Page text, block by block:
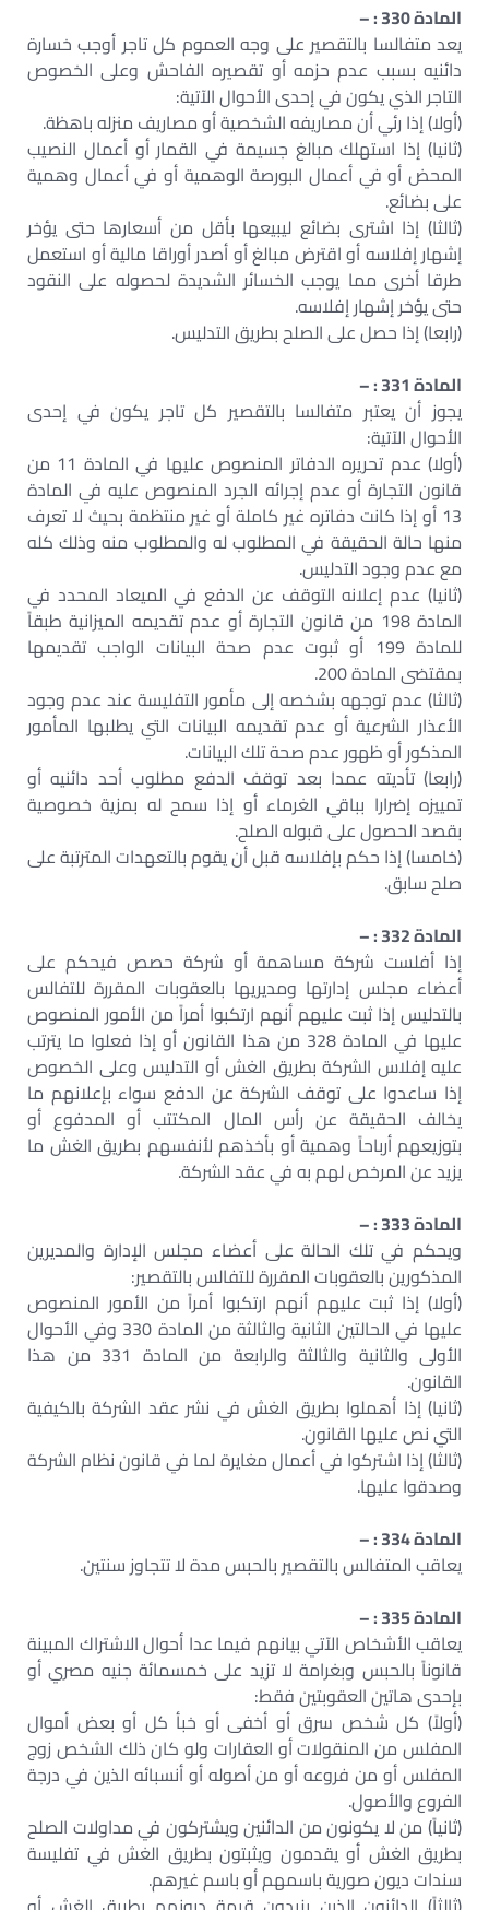
المادة 330 : –
يعد متفالسا بالتقصير على وجه العموم كل تاجر أوجب خسارة
دائنيه بسبب عدم حزمه أو تقصيره الفاحش وعلى الخصوص
التاجر الذي يكون في إحدى الأحوال الآتية:
(أولا) إذا رئي أن مصاريفه الشخصية أو مصاريف منزله باهظة.
(ثانيا) إذا استهلك مبالغ جسيمة في القمار أو أعمال النصيب
المحض أو في أعمال البورصة الوهمية أو في أعمال وهمية
على بضائع.
(ثالثا) إذا اشترى بضائع ليبيعها بأقل من أسعارها حتى يؤخر
إشهار إفلاسه أو اقترض مبالغ أو أصدر أوراقا مالية أو استعمل
طرقا أخرى مما يوجب الخسائر الشديدة لحصوله على النقود
حتى يؤخر إشهار إفلاسه.
(رابعا) إذا حصل على الصلح بطريق التدليس.
المادة 331 : –
يجوز أن يعتبر متفالسا بالتقصير كل تاجر يكون في إحدى
الأحوال الآتية:
(أولا) عدم تحريره الدفاتر المنصوص عليها في المادة 11 من
قانون التجارة أو عدم إجرائه الجرد المنصوص عليه في المادة
13 أو إذا كانت دفاتره غير كاملة أو غير منتظمة بحيث لا تعرف
منها حالة الحقيقة في المطلوب له والمطلوب منه وذلك كله
مع عدم وجود التدليس.
(ثانيا) عدم إعلانه التوقف عن الدفع في الميعاد المحدد في
المادة 198 من قانون التجارة أو عدم تقديمه الميزانية طبقاً
للمادة 199 أو ثبوت عدم صحة البيانات الواجب تقديمها
بمقتضى المادة 200.
(ثالثا) عدم توجهه بشخصه إلى مأمور التفليسة عند عدم وجود
الأعذار الشرعية أو عدم تقديمه البيانات التي يطلبها المأمور
المذكور أو ظهور عدم صحة تلك البيانات.
(رابعا) تأديته عمدا بعد توقف الدفع مطلوب أحد دائنيه أو
تمييزه إضرارا بباقي الغرماء أو إذا سمح له بمزية خصوصية
بقصد الحصول على قبوله الصلح.
(خامسا) إذا حكم بإفلاسه قبل أن يقوم بالتعهدات المترتبة على
صلح سابق.
المادة 332 : –
إذا أفلست شركة مساهمة أو شركة حصص فيحكم على
أعضاء مجلس إدارتها ومديريها بالعقوبات المقررة للتفالس
بالتدليس إذا ثبت عليهم أنهم ارتكبوا أمراً من الأمور المنصوص
عليها في المادة 328 من هذا القانون أو إذا فعلوا ما يترتب
عليه إفلاس الشركة بطريق الغش أو التدليس وعلى الخصوص
إذا ساعدوا على توقف الشركة عن الدفع سواء بإعلانهم ما
يخالف الحقيقة عن رأس المال المكتتب أو المدفوع أو
بتوزيعهم أرباحاً وهمية أو بأخذهم لأنفسهم بطريق الغش ما
يزيد عن المرخص لهم به في عقد الشركة.
المادة 333 : –
ويحكم في تلك الحالة على أعضاء مجلس الإدارة والمديرين
المذكورين بالعقوبات المقررة للتفالس بالتقصير:
(أولا) إذا ثبت عليهم أنهم ارتكبوا أمراً من الأمور المنصوص
عليها في الحالتين الثانية والثالثة من المادة 330 وفي الأحوال
الأولى والثانية والثالثة والرابعة من المادة 331 من هذا
القانون.
(ثانيا) إذا أهملوا بطريق الغش في نشر عقد الشركة بالكيفية
التي نص عليها القانون.
(ثالثا) إذا اشتركوا في أعمال مغايرة لما في قانون نظام الشركة
وصدقوا عليها.
المادة 334 : –
يعاقب المتفالس بالتقصير بالحبس مدة لا تتجاوز سنتين.
المادة 335 : –
يعاقب الأشخاص الآتي بيانهم فيما عدا أحوال الاشتراك المبينة
قانوناً بالحبس وبغرامة لا تزيد على خمسمائة جنيه مصري أو
بإحدى هاتين العقوبتين فقط:
(أولاً) كل شخص سرق أو أخفى أو خبأ كل أو بعض أموال
المفلس من المنقولات أو العقارات ولو كان ذلك الشخص زوج
المفلس أو من فروعه أو من أصوله أو أنسبائه الذين في درجة
الفروع والأصول.
(ثانياً) من لا يكونون من الدائنين ويشتركون في مداولات الصلح
بطريق الغش أو يقدمون ويثبتون بطريق الغش في تفليسة
سندات ديون صورية باسمهم أو باسم غيرهم.